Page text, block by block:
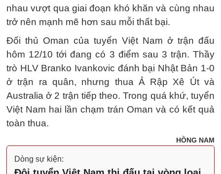
nhau vượt qua giai đoạn khó khăn và cùng nhau
trở nên mạnh mẽ hơn sau mỗi thất bại.
Đối thủ Oman của tuyển Việt Nam ở trận đấu
hôm 12/10 tới đang có 3 điểm sau 3 trận. Thầy
trò HLV Branko Ivankovic đánh bại Nhật Bản 1-0
ở trận ra quân, nhưng thua Ả Rập Xê Út và
Australia ở 2 trận tiếp theo. Trong quá khứ, tuyển
Việt Nam hai lần chạm trán Oman và có kết quả
toàn thua.
HỒNG NAM
Dòng sự kiện: